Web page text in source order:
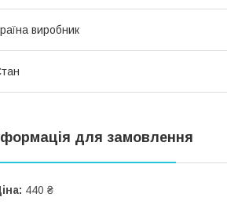
виробник
для замовлення
440 ₴